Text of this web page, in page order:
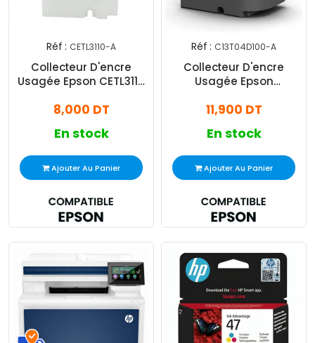
Réf : CETL3110-A
Collecteur D'encre
Usagée Epson CETL3110
8,000 DT
En stock
Ajouter Au Panier
Réf : C13T04D100-A
Collecteur D'encre
Usagée Epson
Noir
11,900 DT
En stock
Ajouter Au Panier